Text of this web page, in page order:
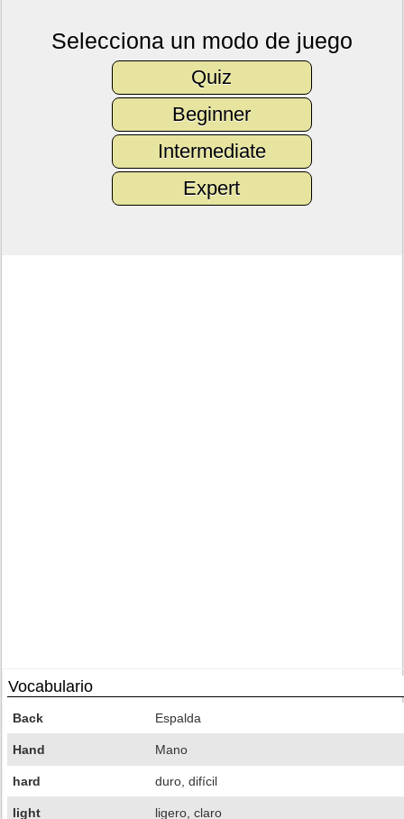
Selecciona un modo de juego
Quiz
Beginner
Intermediate
Expert
Vocabulario
Back Espalda
Hand Mano
hard duro, difícil
light ligero, claro